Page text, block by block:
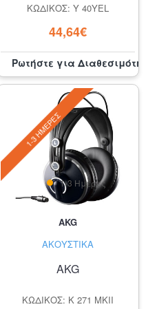
ΚΩΔΙΚΌΣ: Y 40YEL
44,64€
Ρωτήστε για
1-3 ΗΜΈΡΕΣ
AKG
ΑΚΟΥΣΤΙΚΆ
AKG
ΚΩΔΙΚΌΣ: K 271 MKII
1-3 Ημέρες